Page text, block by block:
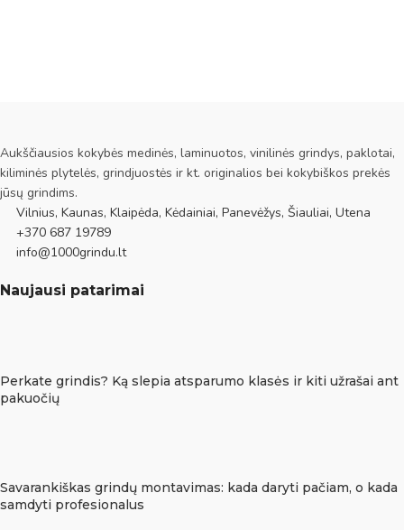
Aukščiausios kokybės medinės, laminuotos, vinilinės grindys, paklotai,
kiliminės plytelės, grindjuostės ir kt. originalios bei kokybiškos prekės
jūsų grindims.
Vilnius, Kaunas, Klaipėda, Kėdainiai, Panevėžys, Šiauliai, Utena
+370 687 19789
info@1000grindu.lt
Naujausi patarimai
Perkate grindis? Ką slepia atsparumo klasės ir kiti užrašai ant
pakuočių
Savarankiškas grindų montavimas: kada daryti pačiam, o kada
samdyti profesionalus